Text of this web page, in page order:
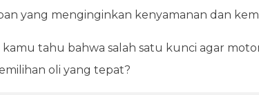
yang menginginkan kenyamanan dan
kamu tahu bahwa salah satu kunci agar
oli yang tepat?